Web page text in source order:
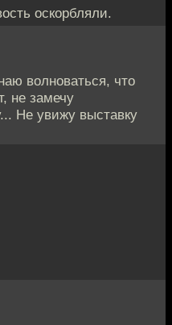
оскорбляли.
волноваться, что
не замечу
Не увижу выставку